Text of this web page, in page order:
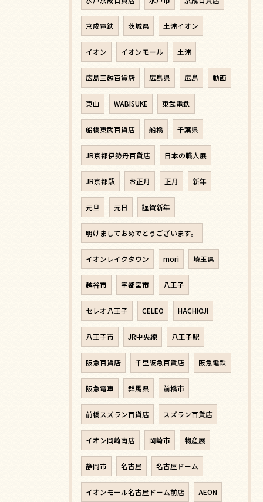
京成電鉄 茨城県 土浦イオン
イオン イオンモール 土浦
広島三越百貨店 広島県 広島 動画
東山 WABISUKE 東武電鉄
船橋東武百貨店 船橋 千葉県
JR京都伊勢丹百貨店 日本の職人展
JR京都駅 お正月 正月 新年
元旦 元日 謹賀新年
明けましておめでとうございます。
イオンレイクタウン mori 埼玉県
越谷市 宇都宮市 八王子
セレオ八王子 CELEO HACHIOJI
八王子市 JR中央線 八王子駅
阪急百貨店 千里阪急百貨店 阪急電鉄
阪急電車 群馬県 前橋市
前橋スズラン百貨店 スズラン百貨店
イオン岡崎南店 岡崎市 物産展
静岡市 名古屋 名古屋ドーム
イオンモール名古屋ドーム前店 AEON